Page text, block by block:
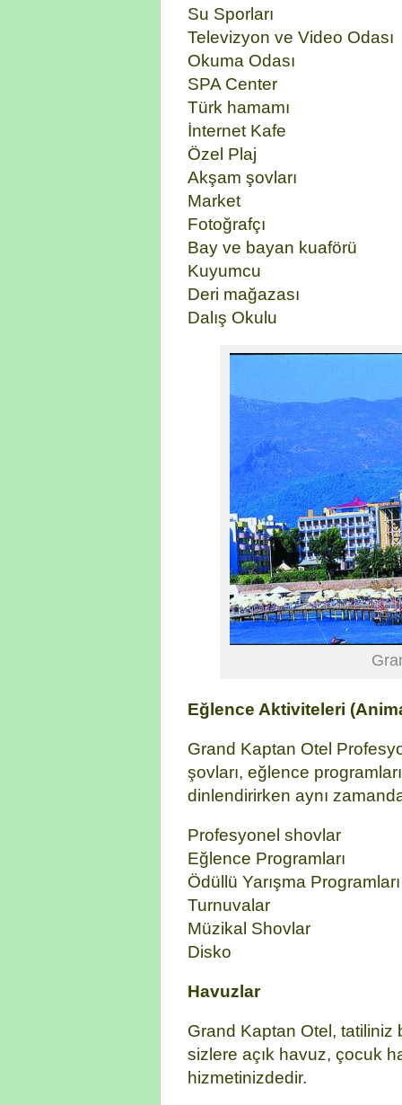
Su Sporları
Televizyon ve Video Odası
Okuma Odası
SPA Center
Türk hamamı
İnternet Kafe
Özel Plaj
Akşam şovları
Market
Fotoğrafçı
Bay ve bayan kuaförü
Kuyumcu
Deri mağazası
Dalış Okulu
Eğlence Aktiviteleri
Grand Kaptan Otel
şovları, eğlence
dinlendirirken aynı
Profesyonel shovlar
Eğlence Programları
Ödüllü Yarışma Programları
Turnuvalar
Müzikal Shovlar
Disko
Havuzlar
Grand Kaptan Otel, tatiliniz
sizlere açık havuz, çocuk
hizmetinizdedir.